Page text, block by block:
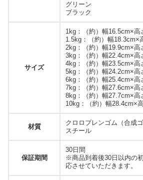
グリーン
ブラック
サイズ
1kg：（約）幅16.5cm×高
1.5kg：（約）幅18.3cm×
2kg：（約）幅19.9cm×高
3kg：（約）幅22.4cm×高
4kg：（約）幅23.5cm×高
5kg：（約）幅24.2cm×高
6kg：（約）幅25.4cm×高
7kg：（約）幅27.6cm×高
8kg：（約）幅27.7cm×高
10kg：（約）幅28.4cm×
材質
クロロプレンゴム（合成ゴ
スチール
保証期間
30日間
※商品到着後30日以内の
応させていただきます。